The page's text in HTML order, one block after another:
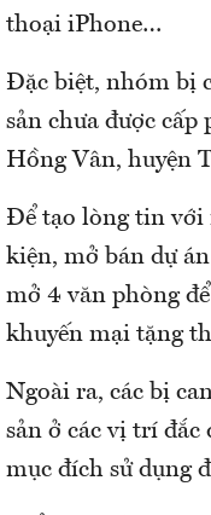
thoại iPhone…
Đặc biệt, nhóm bị
sản chưa được cấp
Hồng Vân, huyện
Để tạo lòng tin với
kiện, mở bán dự
mở 4 văn phòng
khuyến mại tặng
Ngoài ra, các bị
sản ở các vị trí đắc
mục đích sử dụng